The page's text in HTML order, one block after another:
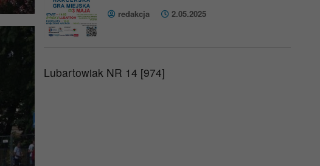
redakcja 2.05.2025
Lubartowiak NR 14 [974]